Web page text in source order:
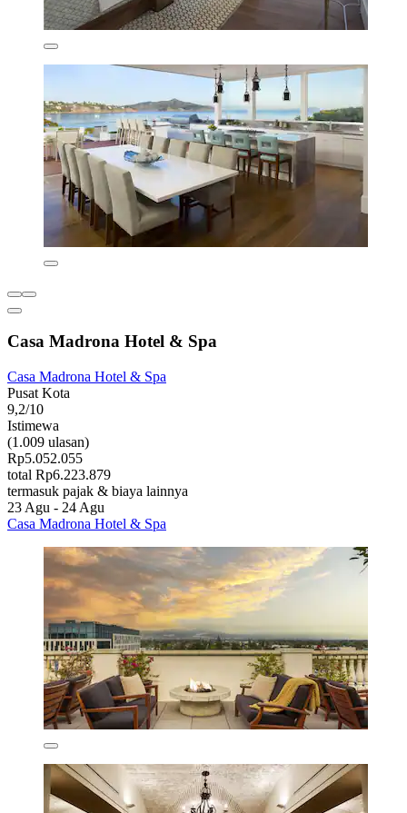
Casa Madrona Hotel & Spa
Casa Madrona Hotel & Spa
Pusat Kota
9,2/10
Istimewa
(1.009 ulasan)
Rp5.052.055
total Rp6.223.879
termasuk pajak & biaya lainnya
23 Agu - 24 Agu
Casa Madrona Hotel & Spa